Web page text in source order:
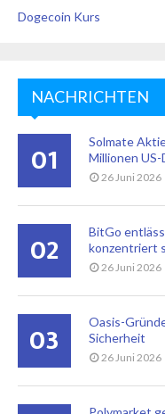
Dogecoin Kurs
NACHRICHTEN
01
Solmate
Millionen US-
26 Juni 2026
02
BitGo
konzentriert
26 Juni 2026
03
Oasis-
Sicherheit
26 Juni 2026